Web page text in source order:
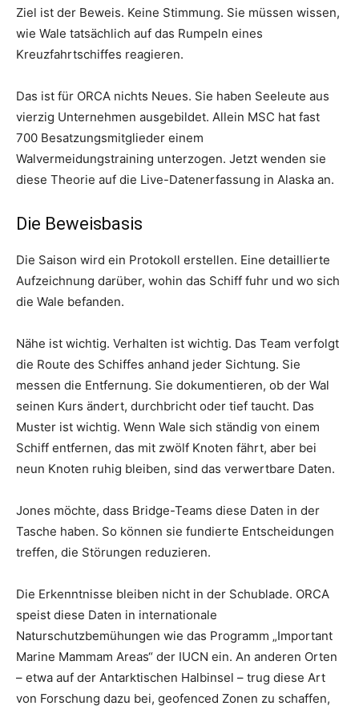
Ziel ist der Beweis. Keine Stimmung. Sie müssen wissen,
wie Wale tatsächlich auf das Rumpeln eines
Kreuzfahrtschiffes reagieren.
Das ist für ORCA nichts Neues. Sie haben Seeleute aus
vierzig Unternehmen ausgebildet. Allein MSC hat fast
700 Besatzungsmitglieder einem
Walvermeidungstraining unterzogen. Jetzt wenden sie
diese Theorie auf die Live-Datenerfassung in Alaska an.
Die Beweisbasis
Die Saison wird ein Protokoll erstellen. Eine detaillierte
Aufzeichnung darüber, wohin das Schiff fuhr und wo sich
die Wale befanden.
Nähe ist wichtig. Verhalten ist wichtig. Das Team verfolgt
die Route des Schiffes anhand jeder Sichtung. Sie
messen die Entfernung. Sie dokumentieren, ob der Wal
seinen Kurs ändert, durchbricht oder tief taucht. Das
Muster ist wichtig. Wenn Wale sich ständig von einem
Schiff entfernen, das mit zwölf Knoten fährt, aber bei
neun Knoten ruhig bleiben, sind das verwertbare Daten.
Jones möchte, dass Bridge-Teams diese Daten in der
Tasche haben. So können sie fundierte Entscheidungen
treffen, die Störungen reduzieren.
Die Erkenntnisse bleiben nicht in der Schublade. ORCA
speist diese Daten in internationale
Naturschutzbemühungen wie das Programm „Important
Marine Mammam Areas“ der IUCN ein. An anderen Orten
– etwa auf der Antarktischen Halbinsel – trug diese Art
von Forschung dazu bei, geofenced Zonen zu schaffen,